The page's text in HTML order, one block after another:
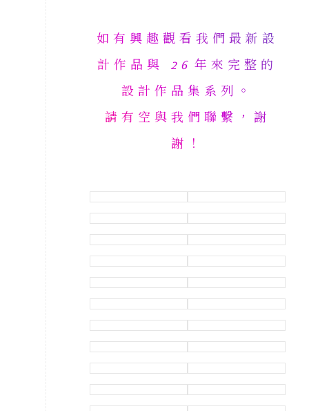
如有興趣觀看我們最新設
計作品與
26 年來完整的
設計作品集系列。
請有空與我們聯繫，謝
謝！